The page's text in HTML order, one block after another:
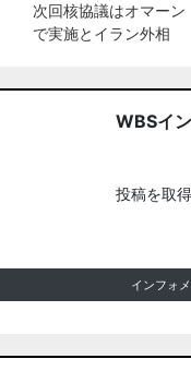
次回核協議はオマーン
で実施とイラン外相
WBSイ
投稿を取
インフォ